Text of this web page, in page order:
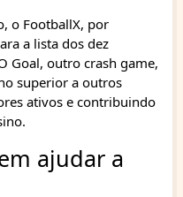
o FootballX, por
a lista dos dez
Goal, outro crash game,
superior a outros
ativos e contribuindo
ajudar a